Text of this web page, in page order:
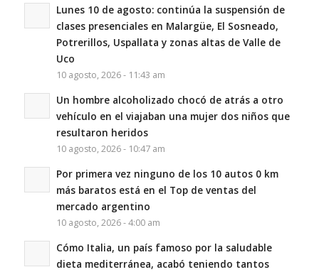
Lunes 10 de agosto: continúa la suspensión de
clases presenciales en Malargüe, El Sosneado,
Potrerillos, Uspallata y zonas altas de Valle de
Uco
10 agosto, 2026 - 11:43 am
Un hombre alcoholizado chocó de atrás a otro
vehículo en el viajaban una mujer dos niños que
resultaron heridos
10 agosto, 2026 - 10:47 am
Por primera vez ninguno de los 10 autos 0 km
más baratos está en el Top de ventas del
mercado argentino
10 agosto, 2026 - 4:00 am
Cómo Italia, un país famoso por la saludable
dieta mediterránea, acabó teniendo tantos